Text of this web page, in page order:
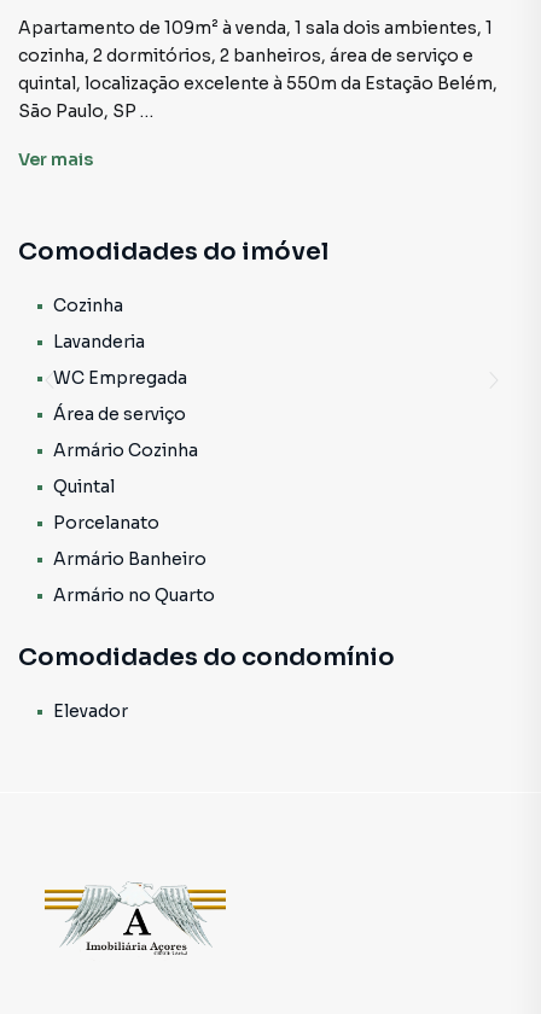
Apartamento de 109m² à venda, 1 sala dois ambientes, 1
cozinha, 2 dormitórios, 2 banheiros, área de serviço e
quintal, localização excelente à 550m da Estação Belém,
São Paulo, SP
Sala de Estar:
ou receber visitas. O espaço é ideal para montar uma sala
proporcionando conforto e funcionalidade para o seu dia a
dia. Tudo está bem arrumadinho, com um toque acolhedor
Cozinha:
A cozinha é um espaço prático e bem organizado, com um
todos os eletrodomésticos essenciais, aqui você pode
cozinhar com conforto e aproveitar momentos deliciosos
com sua família. A proximidade com a área de serviço
garante mais praticidade nas atividades diárias.
O apartamento possui dois dormitórios amplos, perfeitos
e ventilados, ambos oferecem espaço suficiente para
para toda a família. Os espaços são bem cuidados, com
acabamentos que agregam charme e funcionalidade ao
ambiente, perfeitos para o uso diário sem abrir mão do
Ver mais
Comodidades do imóvel
Cozinha
Lavanderia
WC Empregada
Área de serviço
Armário Cozinha
Quintal
Porcelanato
Armário Banheiro
Armário no Quarto
Comodidades do condomínio
Elevador